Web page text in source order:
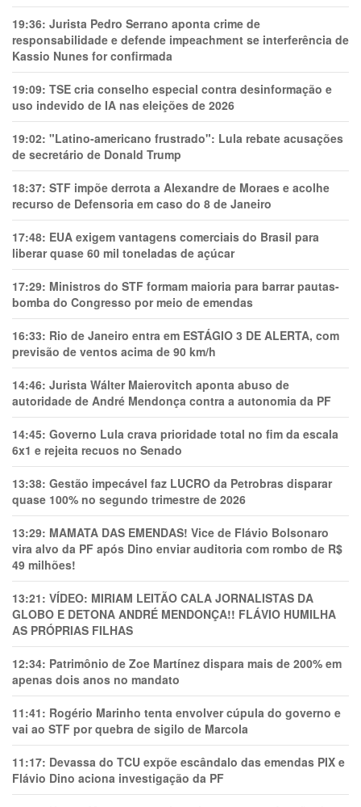
19:36: Jurista Pedro Serrano aponta crime de
responsabilidade e defende impeachment se interferência de
Kassio Nunes for confirmada
19:09: TSE cria conselho especial contra desinformação e
uso indevido de IA nas eleições de 2026
19:02: "Latino-americano frustrado": Lula rebate acusações
de secretário de Donald Trump
18:37: STF impõe derrota a Alexandre de Moraes e acolhe
recurso de Defensoria em caso do 8 de Janeiro
17:48: EUA exigem vantagens comerciais do Brasil para
liberar quase 60 mil toneladas de açúcar
17:29: Ministros do STF formam maioria para barrar pautas-
bomba do Congresso por meio de emendas
16:33: Rio de Janeiro entra em ESTÁGIO 3 DE ALERTA, com
previsão de ventos acima de 90 km/h
14:46: Jurista Wálter Maierovitch aponta abuso de
autoridade de André Mendonça contra a autonomia da PF
14:45: Governo Lula crava prioridade total no fim da escala
6x1 e rejeita recuos no Senado
13:38: Gestão impecável faz LUCRO da Petrobras disparar
quase 100% no segundo trimestre de 2026
13:29: MAMATA DAS EMENDAS! Vice de Flávio Bolsonaro
vira alvo da PF após Dino enviar auditoria com rombo de R$
49 milhões!
13:21: VÍDEO: MIRIAM LEITÃO CALA JORNALISTAS DA
GLOBO E DETONA ANDRÉ MENDONÇA!! FLÁVIO HUMILHA
AS PRÓPRIAS FILHAS
12:34: Patrimônio de Zoe Martínez dispara mais de 200% em
apenas dois anos no mandato
11:41: Rogério Marinho tenta envolver cúpula do governo e
vai ao STF por quebra de sigilo de Marcola
11:17: Devassa do TCU expõe escândalo das emendas PIX e
Flávio Dino aciona investigação da PF